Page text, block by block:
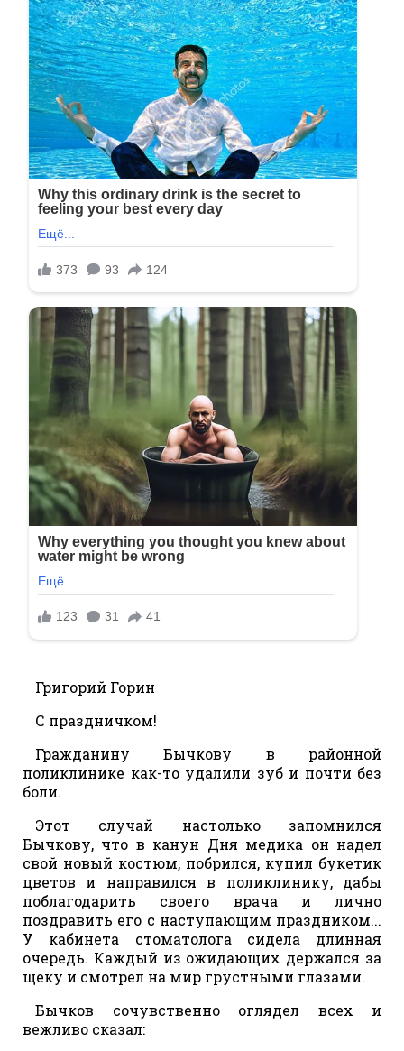
Григорий Горин
С праздничком!
Гражданину Бычкову в районной
поликлинике как-то удалили зуб и почти без
боли.
Этот случай настолько запомнился
Бычкову, что в канун Дня медика он надел
свой новый костюм, побрился, купил букетик
цветов и направился в поликлинику, дабы
поблагодарить своего врача и лично
поздравить его с наступающим праздником...
У кабинета стоматолога сидела длинная
очередь. Каждый из ожидающих держался за
щеку и смотрел на мир грустными глазами.
Бычков сочувственно оглядел всех и
вежливо сказал: